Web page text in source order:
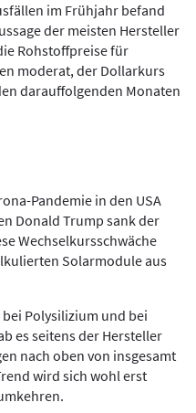
im Frühjahr befand
der meisten Hersteller
Rohstoffpreise für
moderat, der Dollarkurs
darauffolgenden Monaten
Pandemie in den USA
Donald Trump sank der
Wechselkursschwäche
Solarmodule aus
Polysilizium und bei
es seitens der Hersteller
nach oben von insgesamt
wird sich wohl erst